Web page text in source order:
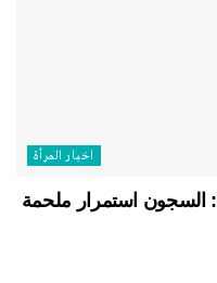
اخبار المرأة
التقرير الشهري – مايو / أيار 2026: السجون استمرار ملحمة